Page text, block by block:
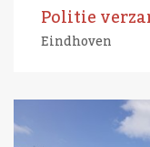
Politie
Eindhoven